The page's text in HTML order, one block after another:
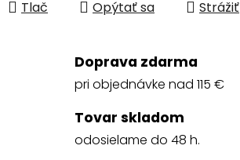
Tlač Opýtať sa Strážiť
Doprava zdarma
pri objednávke nad 115 €
Tovar skladom
odosielame do 48 h.